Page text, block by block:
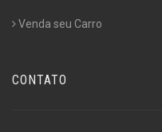
Venda seu Carro
CONTATO